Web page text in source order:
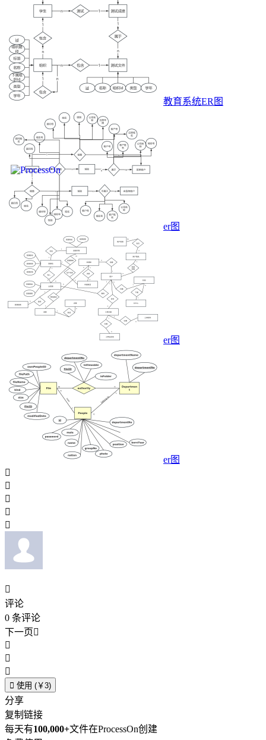
教育系统ER图
er图
er图
er图






评论
0 条评论
下一页



 使用 (￥3)
分享
复制链接
每天有100,000+文件在ProcessOn创建